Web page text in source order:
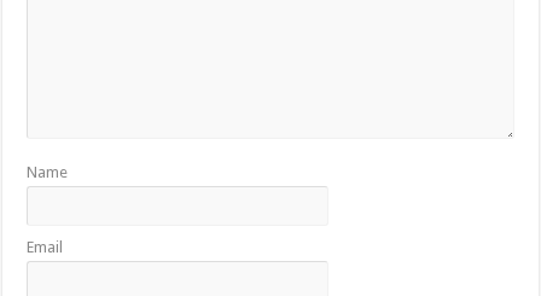
Name
Email